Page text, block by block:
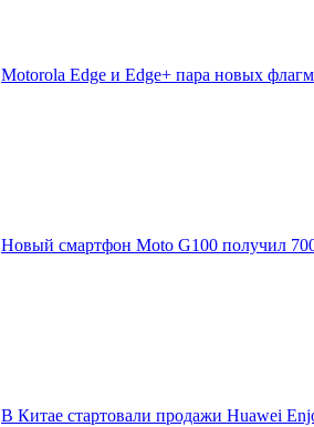
Motorola Edge и Edge+ пара новых
Новый смартфон Moto G100 получил
В Китае стартовали продажи Huawei